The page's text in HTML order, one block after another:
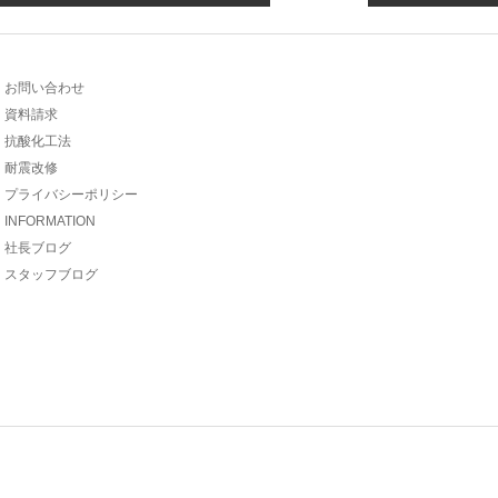
お問い合わせ
資料請求
抗酸化工法
耐震改修
プライバシーポリシー
INFORMATION
社長ブログ
スタッフブログ